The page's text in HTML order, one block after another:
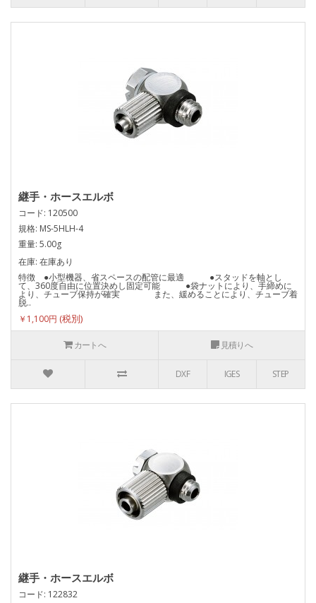
継手・ホースエルボ
コード: 120500
規格: MS-5HLH-4
重量: 5.00g
在庫: 在庫あり
特徴 ●小型機器、省スペースの配管に最適 ●スタッドを軸とし
て、360度自由に位置決めし固定可能 ●袋ナットにより、手締めに
より、チューブ保持が確実 また、緩めることにより、チューブ着
脱..
￥1,100円
カートへ 見積りへ
DXF IGES STEP
継手・ホースエルボ
コード: 122832